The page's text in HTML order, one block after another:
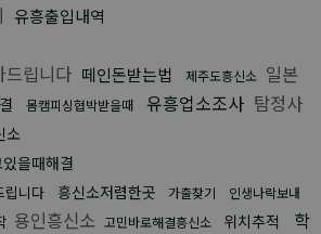
유흥출입내역
드립니다 떼인돈받는법 제주도흥신소 일본
몸캠피싱협박받을때 유흥업소조사 탐정사
소
을때해결
립니다 흥신소저렴한곳 가출찾기
인생나락보내
용인흥신소 고민바로해결흥신소 위치추적
학